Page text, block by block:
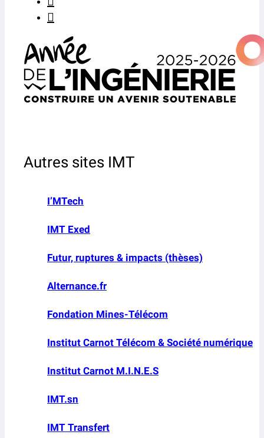
Autres sites IMT
I’MTech
IMT Exed
Futur, ruptures & impacts (thèses)
Alternance.fr
Fondation Mines-Télécom
Institut Carnot Télécom & Société numérique
Institut Carnot M.I.N.E.S
IMT.sn
IMT Transfert